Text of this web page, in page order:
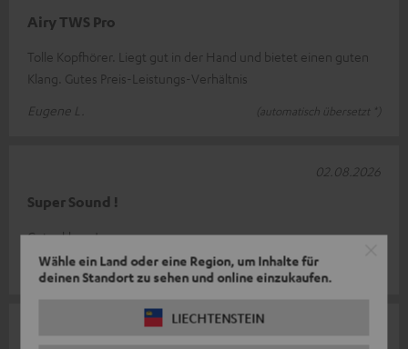
Wähle ein Land oder eine Region, um Inhalte für
deinen Standort zu sehen und online einzukaufen.
LIECHTENSTEIN
Airy TWS Pro
Tolle Kopfhörer. Liegt gut in der Hand und bietet einen guten
Klang. Gutes Preis-Leistungs-Verhältnis
Eugene L.
(automatisch übersetzt *)
Super Sound !
Guter klang !
Clemens W.
02.08.2026